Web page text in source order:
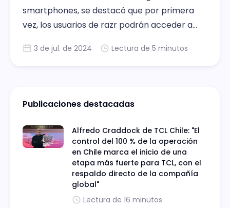
smartphones, se destacó que por primera
vez, los usuarios de razr podrán acceder a
externa.
3 de jul. de 2024 Lectura de 5 minutos
Publicaciones destacadas
Alfredo Craddock de TCL Chile: "El
control del 100 % de la operación
en Chile marca el inicio de una
etapa más fuerte para TCL, con el
respaldo directo de la compañía
global"
Lectura de 16 minutos